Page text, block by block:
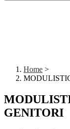
Home >
GENITORI